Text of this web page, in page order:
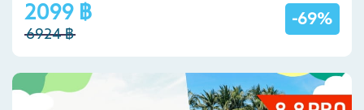
-69%
2099 ฿
6924 ฿